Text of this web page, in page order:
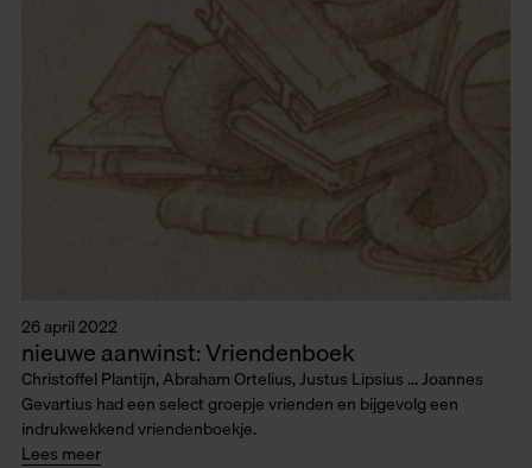
26 april 2022
nieuwe aanwinst: Vriendenboek
Christoffel Plantijn, Abraham Ortelius, Justus Lipsius ... Joannes
Gevartius had een select groepje vrienden en bijgevolg een
indrukwekkend vriendenboekje.
Lees meer